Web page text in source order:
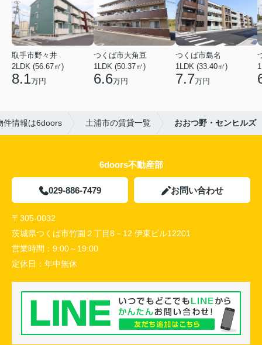
取手市野々井
2LDK (56.67㎡)
8.1万円
つくば市大角豆
1LDK (50.37㎡)
6.6万円
つくば市島名
1LDK (33.40㎡)
7.7万円
件情報は6doors 土浦市の賃貸一覧 おおつ野・センヒルズ
6doors不動産部
029-886-7479 お問い合わせ
〒305-0032
茨城県つくば市竹園２丁目8－12 伊東ビル12201
営業時間： 9:00～19:00
定休日： 年中無休